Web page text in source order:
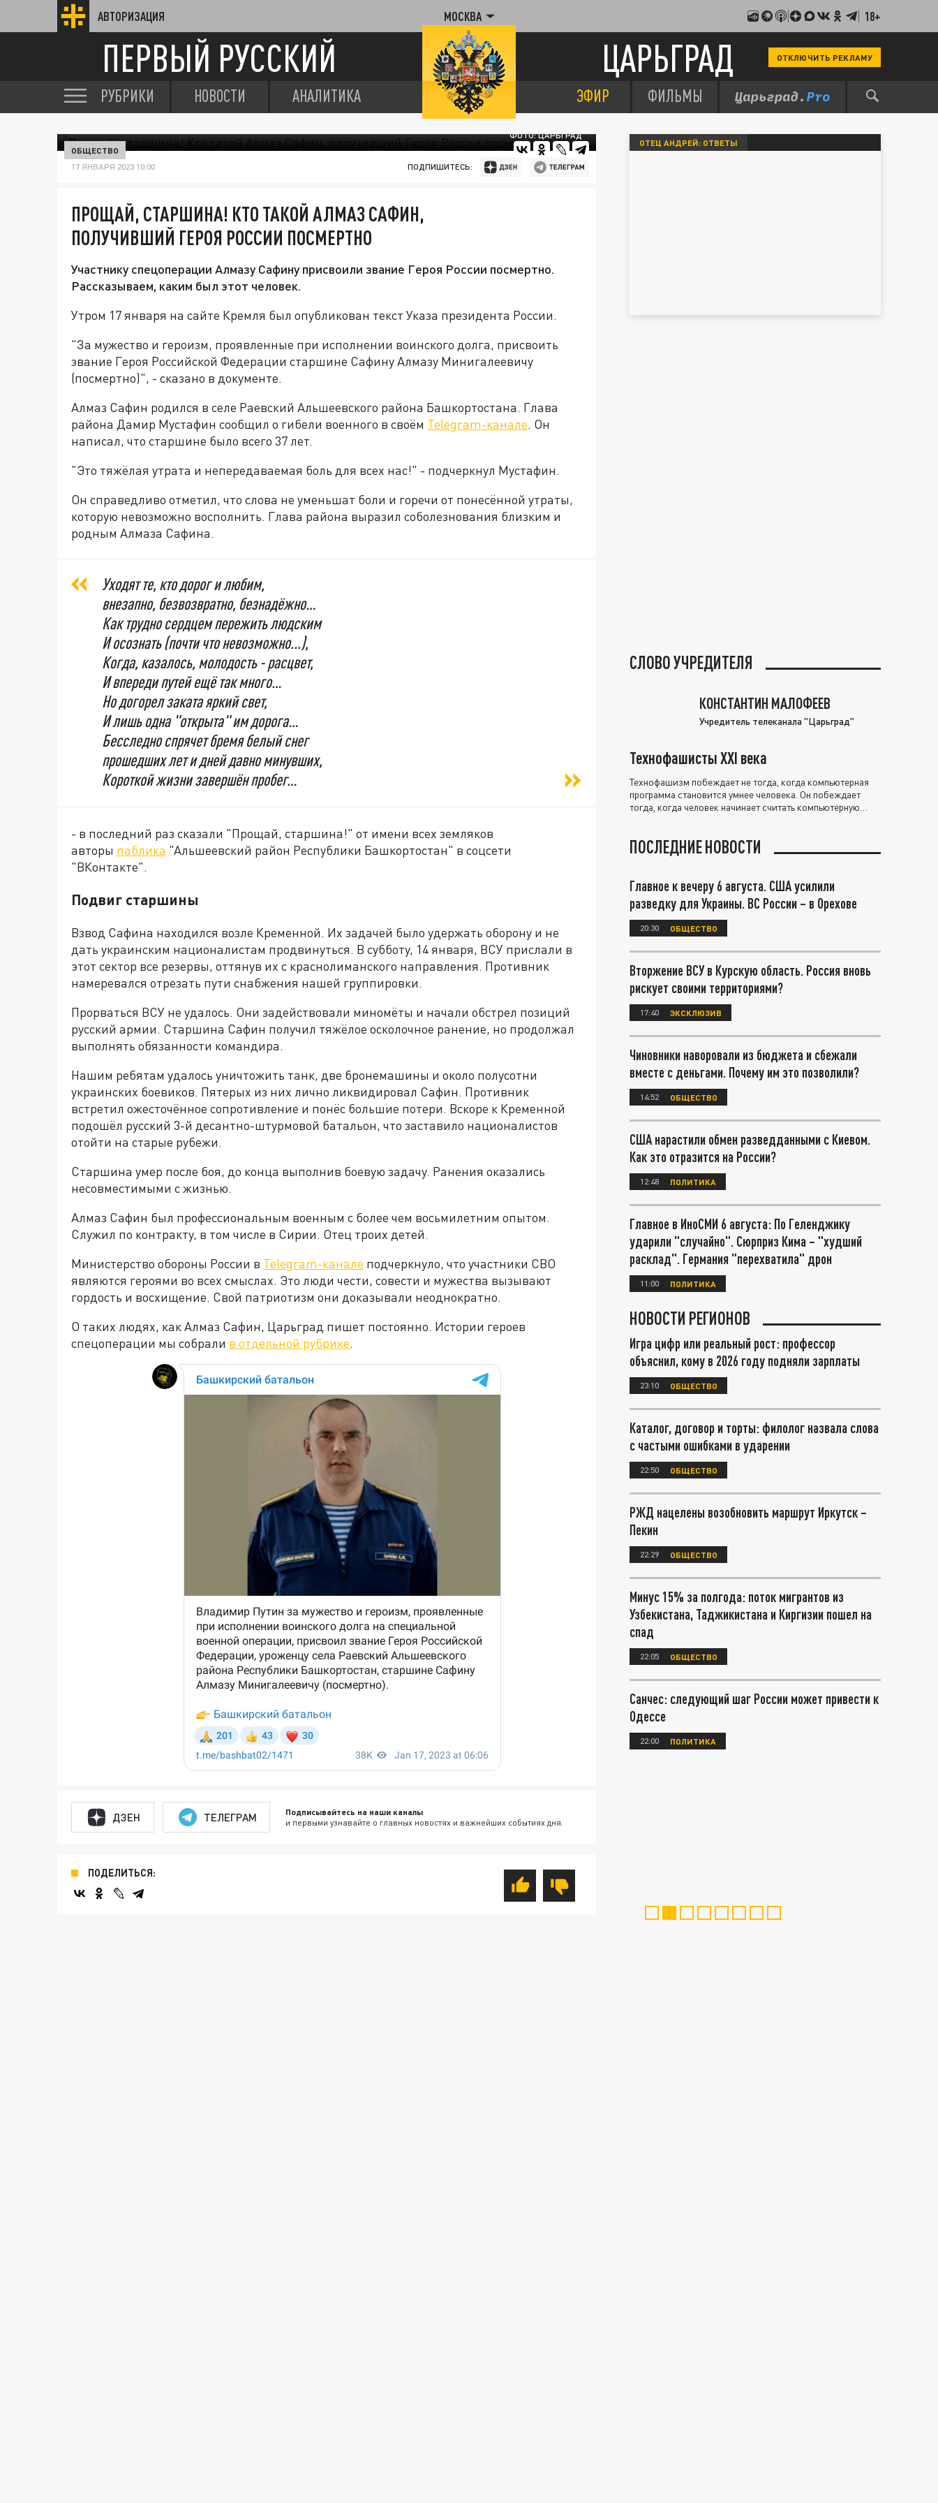
АВТОРИЗАЦИЯ МОСКВА 18+
ПЕРВЫЙ РУССКИЙ ЦАРЬГРАД ОТКЛЮЧИТЬ РЕКЛАМУ
РУБРИКИ НОВОСТИ АНАЛИТИКА ЭФИР ФИЛЬМЫ
ФОТО: ЦАРЬГРАД
ОБЩЕСТВО
17 ЯНВАРЯ 2023 10:00 ПОДПИШИТЕСЬ:
ПРОЩАЙ, СТАРШИНА! КТО ТАКОЙ АЛМАЗ САФИН,
ПОЛУЧИВШИЙ ГЕРОЯ РОССИИ ПОСМЕРТНО
Участнику спецоперации Алмазу Сафину присвоили звание Героя России посмертно.
Рассказываем, каким был этот человек.
Утром 17 января на сайте Кремля был опубликован текст Указа президента России.
"За мужество и героизм, проявленные при исполнении воинского долга, присвоить
звание Героя Российской Федерации старшине Сафину Алмазу Минигалеевичу
(посмертно)", - сказано в документе.
Алмаз Сафин родился в селе Раевский Альшеевского района Башкортостана. Глава
района Дамир Мустафин сообщил о гибели военного в своём Telegram-канале. Он
написал, что старшине было всего 37 лет.
"Это тяжёлая утрата и непередаваемая боль для всех нас!" - подчеркнул Мустафин.
Он справедливо отметил, что слова не уменьшат боли и горечи от понесённой утраты,
которую невозможно восполнить. Глава района выразил соболезнования близким и
родным Алмаза Сафина.
Уходят те, кто дорог и любим,
внезапно, безвозвратно, безнадёжно…
Как трудно сердцем пережить людским
И осознать (почти что невозможно...),
Когда, казалось, молодость - расцвет,
И впереди путей ещё так много…
Но догорел заката яркий свет,
И лишь одна "открыта" им дорога…
Бесследно спрячет бремя белый снег
прошедших лет и дней давно минувших,
Короткой жизни завершён пробег…
- в последний раз сказали "Прощай, старшина!" от имени всех земляков
авторы паблика "Альшеевский район Республики Башкортостан" в соцсети
"ВКонтакте".
Подвиг старшины
Взвод Сафина находился возле Кременной. Их задачей было удержать оборону и не
дать украинским националистам продвинуться. В субботу, 14 января, ВСУ прислали в
этот сектор все резервы, оттянув их с краснолиманского направления. Противник
намеревался отрезать пути снабжения нашей группировки.
Прорваться ВСУ не удалось. Они задействовали миномёты и начали обстрел позиций
русский армии. Старшина Сафин получил тяжёлое осколочное ранение, но продолжал
выполнять обязанности командира.
Нашим ребятам удалось уничтожить танк, две бронемашины и около полусотни
украинских боевиков. Пятерых из них лично ликвидировал Сафин. Противник
встретил ожесточённое сопротивление и понёс большие потери. Вскоре к Кременной
подошёл русский 3-й десантно-штурмовой батальон, что заставило националистов
отойти на старые рубежи.
Старшина умер после боя, до конца выполнив боевую задачу. Ранения оказались
несовместимыми с жизнью.
Алмаз Сафин был профессиональным военным с более чем восьмилетним опытом.
Служил по контракту, в том числе в Сирии. Отец троих детей.
Министерство обороны России в Telegram-канале подчеркнуло, что участники СВО
являются героями во всех смыслах. Это люди чести, совести и мужества вызывают
гордость и восхищение. Свой патриотизм они доказывали неоднократно.
О таких людях, как Алмаз Сафин, Царьград пишет постоянно. Истории героев
спецоперации мы собрали в отдельной рубрике.
ДЗЕН ТЕЛЕГРАМ Подписывайтесь на наши каналы
и первыми узнавайте о главных новостях и важнейших событиях дня.
ПОДЕЛИТЬСЯ:
ОТЕЦ АНДРЕЙ: ОТВЕТЫ
СЛОВО УЧРЕДИТЕЛЯ
КОНСТАНТИН МАЛОФЕЕВ
Учредитель телеканала "Царьград"
Технофашисты XXI века
Технофашизм побеждает не тогда, когда компьютерная
программа становится умнее человека. Он побеждает
тогда, когда человек начинает считать компьютерную
ПОСЛЕДНИЕ НОВОСТИ
Главное к вечеру 6 августа. США усилили
разведку для Украины. ВС России – в Орехове
20:30 ОБЩЕСТВО
Вторжение ВСУ в Курскую область. Россия вновь
рискует своими территориями?
17:40 ЭКСКЛЮЗИВ
Чиновники наворовали из бюджета и сбежали
вместе с деньгами. Почему им это позволили?
14:52 ОБЩЕСТВО
США нарастили обмен разведданными с Киевом.
Как это отразится на России?
12:48 ПОЛИТИКА
Главное в ИноСМИ 6 августа: По Геленджику
ударили "случайно". Сюрприз Кима – "худший
расклад". Германия "перехватила" дрон
11:00 ПОЛИТИКА
НОВОСТИ РЕГИОНОВ
Игра цифр или реальный рост: профессор
объяснил, кому в 2026 году подняли зарплаты
23:10 ОБЩЕСТВО
Каталог, договор и торты: филолог назвала слова
с частыми ошибками в ударении
22:50 ОБЩЕСТВО
РЖД нацелены возобновить маршрут Иркутск –
Пекин
22:29 ОБЩЕСТВО
Минус 15% за полгода: поток мигрантов из
Узбекистана, Таджикистана и Киргизии пошел на
спад
22:05 ОБЩЕСТВО
Санчес: следующий шаг России может привести к
Одессе
22:00 ПОЛИТИКА